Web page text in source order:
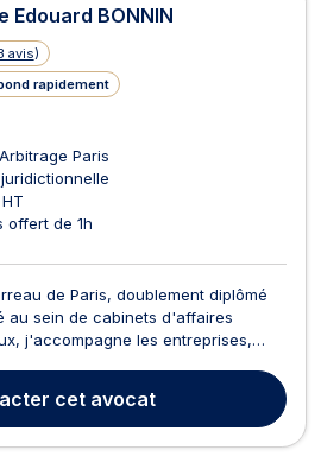
Edouard BONNIN
avis)
rapidement
Paris
juridictionnelle
offert de 1h
de Paris, doublement diplômé
au sein de cabinets d'affaires
j'accompagne les entreprises,
couvre l'ensemble du contentieux :
conflits entre as...
cet avocat